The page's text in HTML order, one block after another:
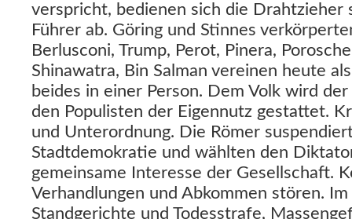
verspricht, bedienen sich die Drahtzieher
Führer ab. Göring und Stinnes
Berlusconi, Trump, Perot, Pinera,
Shinawatra, Bin Salman vereinen heute
beides in einer Person. Dem Volk wird
den Populisten der Eigennutz gestattet.
und Unterordnung. Die Römer
Stadtdemokratie und wählten den
gemeinsame Interesse der Gesellschaft.
Verhandlungen und Abkommen stören.
Standgerichte und Todesstrafe,